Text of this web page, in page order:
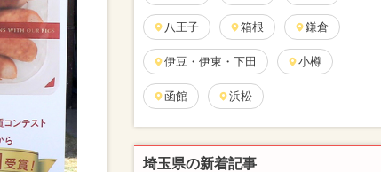
八王子 箱根 鎌倉
伊豆・伊東・下田 小樽
函館 浜松
埼玉県の新着記事